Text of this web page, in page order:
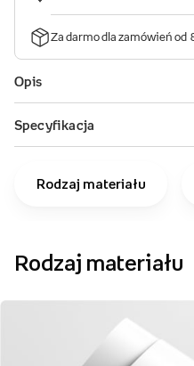
Rodzaj materiału
Rodzaj materiału